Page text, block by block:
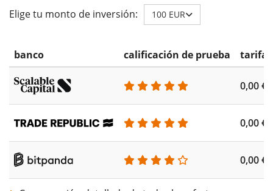
Elige tu monto de inversión: 100 EUR
banco calificación de prueba tarifa
0,00 €
0,00 €
0,00 €